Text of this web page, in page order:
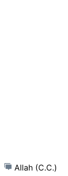
Allah (C.C.)